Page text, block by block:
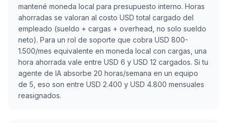
mantené moneda local para presupuesto interno. Horas
ahorradas se valoran al costo USD total cargado del
empleado (sueldo + cargas + overhead, no solo sueldo
neto). Para un rol de soporte que cobra USD 800-
1.500/mes equivalente en moneda local con cargas, una
hora ahorrada vale entre USD 6 y USD 12 cargados. Si tu
agente de IA absorbe 20 horas/semana en un equipo
de 5, eso son entre USD 2.400 y USD 4.800 mensuales
reasignados.